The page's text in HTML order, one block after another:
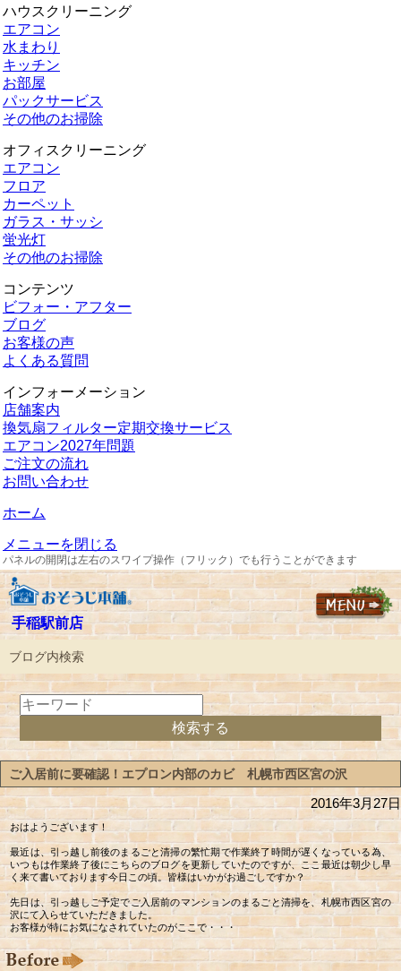
ハウスクリーニング
エアコン
水まわり
キッチン
お部屋
パックサービス
その他のお掃除
オフィスクリーニング
エアコン
フロア
カーペット
ガラス・サッシ
蛍光灯
その他のお掃除
コンテンツ
ビフォー・アフター
ブログ
お客様の声
よくある質問
インフォーメーション
店舗案内
換気扇フィルター定期交換サービス
エアコン2027年問題
ご注文の流れ
お問い合わせ
ホーム
メニューを閉じる
パネルの開閉は左右のスワイプ操作（フリック）でも行うことができます
手稲駅前店
ブログ内検索
ご入居前に要確認！エプロン内部のカビ 札幌市西区宮の沢
2016年3月27日
おはようございます！
最近は、引っ越し前後のまるごと清掃の繁忙期で作業終了時間が遅くなっている為、
いつもは作業終了後にこちらのブログを更新していたのですが、ここ最近は朝少し早
く来て書いております今日この頃。皆様はいかがお過ごしですか？
先日は、引っ越しご予定でご入居前のマンションのまるごと清掃を、札幌市西区宮の
沢にて入らせていただきました。
お客様が特にお気になされていたのがここで・・・